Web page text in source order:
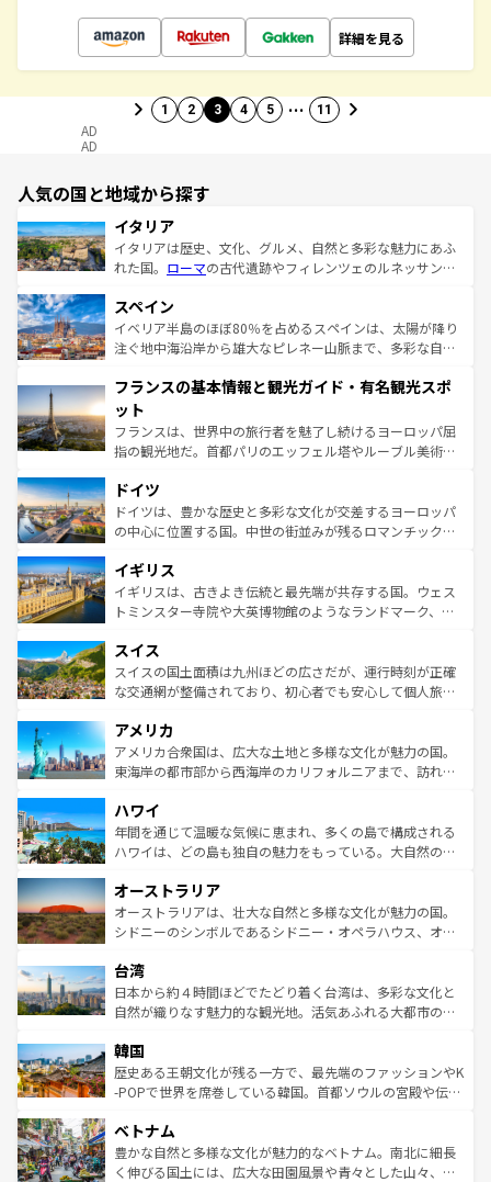
詳細を見る
1 2 3 4 5 … 11
AD
AD
人気の国と地域から探す
イタリア
イタリアは歴史、文化、グルメ、自然と多彩な魅力にあふ
れた国。 ローマの古代遺跡やフィレンツェのルネッサンス
ろん、トスカーナの美しい田園風景やアマルフィ海岸の絶
景など、自然景観も見逃せない。観光の合間には、本場の
ピザやパスタなど、絶品のイタリア料理を堪能することも
ませてくれるイタリアで、忘れられない旅をしてみよう！
なお、新着のイタリア情報は
しい。
スペイン
イベリア半島のほぼ80％を占めるスペインは、太陽が降り
注ぐ地中海沿岸から雄大なピレネー山脈まで、多彩な自然
文化が根付くこの国では、情熱的なフラメンコ、熱気あふ
れる闘牛、そして美味しいタパスが生活の一部となってい
る。首都マドリードの洗練された雰囲気や、バルセロナの
アートに溢れた街角から、地方では古代ローマ遺跡や中世
せる。地方によって風土や気候が異なるスペインはその個
性で訪れる人を魅了する。 なお、新着のスペイン情報は コ
ンテンツ一覧を参照してほしい。
フランスの基本情報と観光ガイド・有名観光スポ
ット
フランスは、世界中の旅行者を魅了し続けるヨーロッパ屈
指の観光地だ。首都パリのエッフェル塔やルーブル美術館
で、幅広い魅力が詰まっている。華麗な宮殿、歴史的な大
聖堂、美しいビーチ、そして豊かな自然が、訪れる者を心
から魅了する。また、フランスは美食の国としても知ら
いる。シャンパンの発祥地であるランス、プロヴァンスの
香り高いラベンダー畑など、多彩な楽しみ方が可能だ。さ
らに、パリ以外の地域にも魅力が溢れており、どの街角に
れる地方に足を運ぶとそれぞれで全く異なる文化を体験で
きるだろう。 なお、新着のフランス情報はコンテンツ一覧
を参照してほしい。
ドイツ
ドイツは、豊かな歴史と多彩な文化が交差するヨーロッパ
の中心に位置する国。中世の街並みが残るロマンチック街
顔を持つこの国は、どこを歩いても飽きることがない。ベ
ルリンの文化的活気、バイエルン州のアルプスの絶景、そ
してライン川沿いのワイン畑といった風景は必見。ビール
は、お酒好きな人にはぜひ体験してほしい。 なお、新着の
ドイツ情報はコンテンツ一覧を参照してほしい。
イギリス
イギリスは、古きよき伝統と最先端が共存する国。ウェス
トミンスター寺院や大英博物館のようなランドマーク、歴
リアごとに異なる魅力がある。また、優雅なアフタヌーン
ティー、ビール好きにはたまらない英国パブ、サッカー観
戦など、本場だからこそできる体験も豊富。イギリスを旅
ンツ一覧を参照してほしい。
スイス
スイスの国土面積は九州ほどの広さだが、運行時刻が正確
な交通網が整備されており、初心者でも安心して個人旅行
の建物がそのまま残る町や、スイスならではのユニークな
博物館もあり、アルプス観光だけでなく町歩きも満喫する
ことができる。国民の所得が高いため物価も高いが、旅行
ば市内交通費無料で観光を楽しむこともできる。 なお、新
着のスイス情報はコンテンツ一覧 を参照してほしい。
アメリカ
アメリカ合衆国は、広大な土地と多様な文化が魅力の国。
東海岸の都市部から西海岸のカリフォルニアまで、訪れる
のような巨大都市は、観光、ショッピング、エンターテイ
ンメントが詰まった刺激的なスポットだ。一方、アメリカ
西部には大自然が広がり、グランドキャニオンやイエロー
部のニューオーリンズでは、音楽と美食が融合した独特の
文化が魅力。旅行者はアメリカの各地域で異なる魅力を楽
しみながら、その多様性と豊かな歴史を感じることができ
ならではの贅沢な旅のスタイルだ。 なお、新着のアメリカ
情報はコンテンツ一覧を参照してほしい。
ハワイ
年間を通じて温暖な気候に恵まれ、多くの島で構成される
ハワイは、どの島も独自の魅力をもっている。大自然の神
ワイ島は見逃せない。また、定番の観光地といえばオアフ
島だが、静かな自然を求めるならマウイ島やカウアイ島が
おすすめ。エメラルドグリーンに輝く海をはじめ、豊かな
れるおもてなしの心で訪れる人々を迎えてくれるハワイの
人々、おいしいローカルフードやハワイアンミュージッ
ク、伝統的なフラダンスなど、すべてがハワイの魅力を彩
ワイを、存分に味わってほしい。 なお、新着のハワイ情報
はコンテンツ一覧を参照してほしい。
オーストラリア
オーストラリアは、壮大な自然と多様な文化が魅力の国。
シドニーのシンボルであるシドニー・オペラハウス、オー
リアリーフや大陸中央部にそびえるウルル（エアーズロッ
ク）、タスマニアの美しい原生林やケアンズの熱帯雨林な
ど、見どころがたくさん。また、カフェやワイン、オージ
いる。アクティビティも充実しており、サーフィンやダイ
ビング、ハイキングなど、アウトドア好きにはたまらな
い。オーストラリアの多彩な魅力を存分に味わいつくそ
参照してほしい。
台湾
日本から約４時間ほどでたどり着く台湾は、多彩な文化と
自然が織りなす魅力的な観光地。活気あふれる大都市の台
ン）、静ひつな山岳地帯である台湾東部など、都市の喧騒
と山間の静けさが共存しており、訪れる人に新しい発見と
驚きをもたらしてくれる。また、奥深い台湾の食文化も魅
容にもいいと評判のスイーツなど、バラエティ豊かな料理
が味わえる。 なお、新着の台湾情報は コンテンツ一覧を参
照してほしい。
韓国
歴史ある王朝文化が残る一方で、最先端のファッションやK
-POPで世界を席巻している韓国。首都ソウルの宮殿や伝統
き、地方に足を延ばせば四季折々の自然美を楽しむことが
できる。そして、キムチや焼肉、絶品のストリートフード
まで、さまざまな韓国料理が待っている。夜には、韓国な
ベトナム
豊かな自然と多様な文化が魅力的なベトナム。南北に細長
く伸びる国土には、広大な田園風景や青々とした山々、世